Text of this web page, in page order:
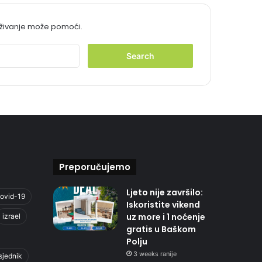
može pomoći.
r
19
izrael
Preporučujemo
Ljeto nije završilo:
Iskoristite vikend
uz more i 1 noćenje
gratis u Baškom
Polju
3 weeks ranije